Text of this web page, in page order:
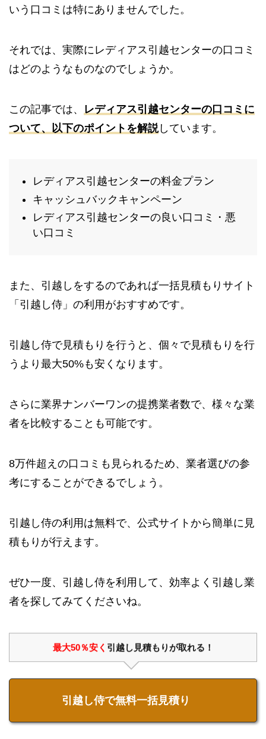
いう口コミは特にありませんでした。
それでは、実際にレディアス引越センターの口コミ
はどのようなものなのでしょうか。
この記事では、 レディアス引越センターの口コミに
ついて、以下のポイントを解説しています。
レディアス引越センターの料金プラン
キャッシュバックキャンペーン
レディアス引越センターの良い口コミ・悪
い口コミ
また、引越しをするのであれば一括見積もりサイト
「引越し侍」の利用がおすすめです。
引越し侍で見積もりを行うと、個々で見積もりを行
うより最大50%も安くなります。
さらに業界ナンバーワンの提携業者数で、様々な業
者を比較することも可能です。
8万件超えの口コミも見られるため、業者選びの参
考にすることができるでしょう。
引越し侍の利用は無料で、公式サイトから簡単に見
積もりが行えます。
ぜひ一度、引越し侍を利用して、効率よく引越し業
者を探してみてくださいね。
最大50％安く 引越し見積もりが取れる！
引越し侍で無料一括見積り